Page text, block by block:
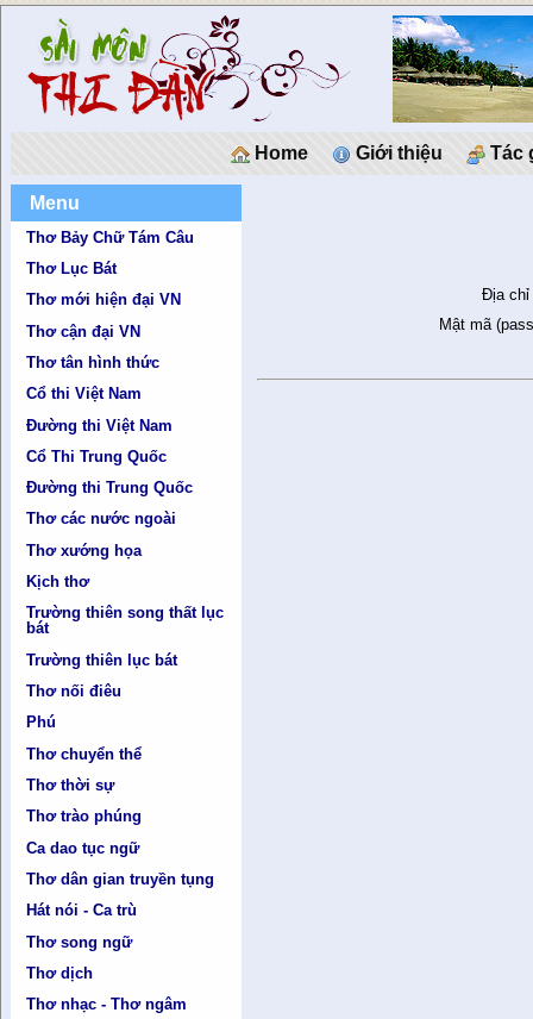
Home Giới thiệu Tác
Menu
Thơ Bảy Chữ Tám Câu
Thơ Lục Bát
Thơ mới hiện đại VN
Thơ cận đại VN
Thơ tân hình thức
Cổ thi Việt Nam
Đường thi Việt Nam
Cổ Thi Trung Quốc
Đường thi Trung Quốc
Thơ các nước ngoài
Thơ xướng họa
Kịch thơ
Trường thiên song thất lục
bát
Trường thiên lục bát
Thơ nối điêu
Phú
Thơ chuyển thể
Thơ thời sự
Thơ trào phúng
Ca dao tục ngữ
Thơ dân gian truyền tụng
Hát nói - Ca trù
Thơ song ngữ
Thơ dịch
Thơ nhạc - Thơ ngâm
Địa chỉ
Mật mã